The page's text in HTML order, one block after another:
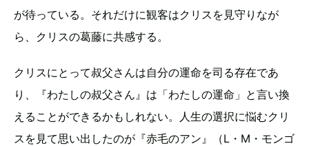
が待っている。それだけに観客はクリスを見守りなが
ら、クリスの葛藤に共感する。
クリスにとって叔父さんは自分の運命を司る存在であ
り、『わたしの叔父さん』は「わたしの運命」と言い換
えることができるかもしれない。人生の選択に悩むクリ
スを見て思い出したのが『赤毛のアン』（L・M・モンゴ